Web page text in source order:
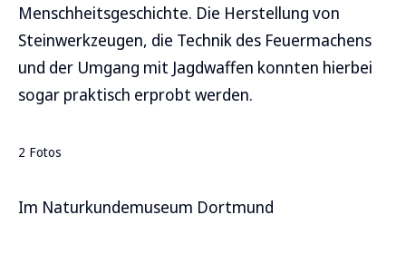
Menschheitsgeschichte. Die Herstellung von
Steinwerkzeugen, die Technik des Feuermachens
und der Umgang mit Jagdwaffen konnten hierbei
sogar praktisch erprobt werden.
2 Fotos
Im Naturkundemuseum Dortmund